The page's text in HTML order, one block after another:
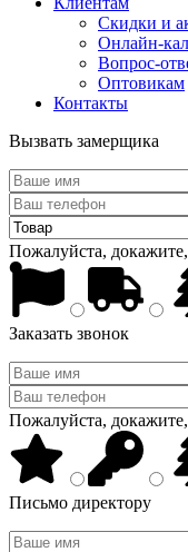
Скидки и
Онлайн-
Вопрос-
Оптовикам
Контакты
Вызвать замерщика
Пожалуйста,
Заказать звонок
Пожалуйста,
Письмо директору